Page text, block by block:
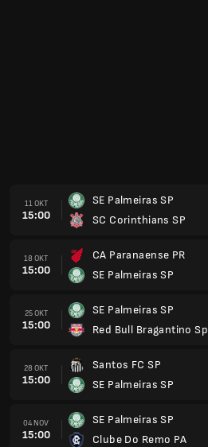
11 OKT
15:00
SE Palmeiras SP
SC Corinthians SP
18 OKT
15:00
CA Paranaense PR
SE Palmeiras SP
25 OKT
15:00
SE Palmeiras SP
Red Bull Bragantino Sp
28 OKT
15:00
Santos FC SP
SE Palmeiras SP
04 NOV
15:00
SE Palmeiras SP
Clube Do Remo PA